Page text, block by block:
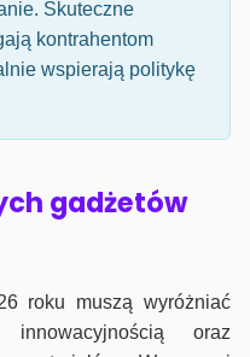
Skuteczne
kontrahentom
wspierają politykę
gadżetów
roku muszą wyróżniać
oraz